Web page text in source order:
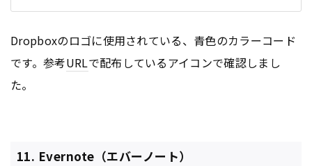
Dropboxのロゴに使用されている、青色のカラーコード
です。参考URLで配布しているアイコンで確認しまし
た。
11. Evernote（エバーノート）